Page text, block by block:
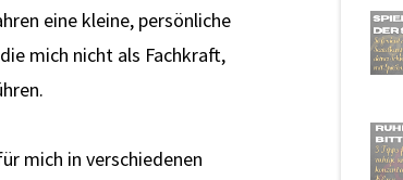
eine kleine, persönliche
mich nicht als Fachkraft,
mich in verschiedenen